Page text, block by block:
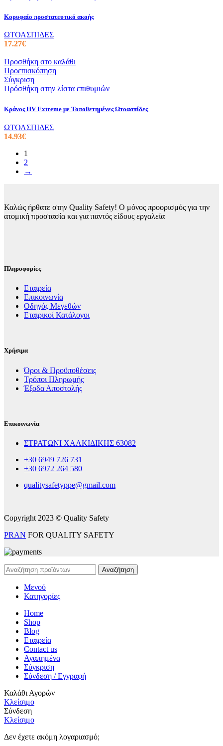
Κορυφαίο προστατευτικό ακοής
ΩΤΟΑΣΠΙΔΕΣ
17.27€
Προσθήκη στο καλάθι
Προεπισκόπηση
Σύγκριση
Πρόσθήκη στην λίστα επιθυμιών
Κράνος HV Extreme με Τοποθετημένες Ωτοασπίδες
ΩΤΟΑΣΠΙΔΕΣ
14.93€
1
2
→
Καλώς ήρθατε στην Quality Safety! Ο μόνος προορισμός για την
ατομική προστασία και για παντός είδους εργαλεία
Πληροφορίες
Εταιρεία
Επικοινωνία
Οδηγός Μεγεθών
Εταιρικοί Κατάλογοι
Χρήσιμα
Όροι & Προϋποθέσεις
Τρόποι Πληρωμής
Έξοδα Αποστολής
Επικοινωνία
ΣΤΡΑΤΩΝΙ ΧΑΛΚΙΔΙΚΗΣ 63082
+30 6949 726 731
+30 6972 264 580
qualitysafetyppe@gmail.com
Copyright 2023 © Quality Safety
PRAN FOR QUALITY SAFETY
Αναζήτηση
Μενού
Κατηγορίες
Home
Shop
Blog
Εταιρεία
Contact us
Αγαπημένα
Σύγκριση
Σύνδεση / Εγγραφή
Καλάθι Αγορών
Κλείσιμο
Σύνδεση
Κλείσιμο
Δεν έχετε ακόμη λογαριασμό;